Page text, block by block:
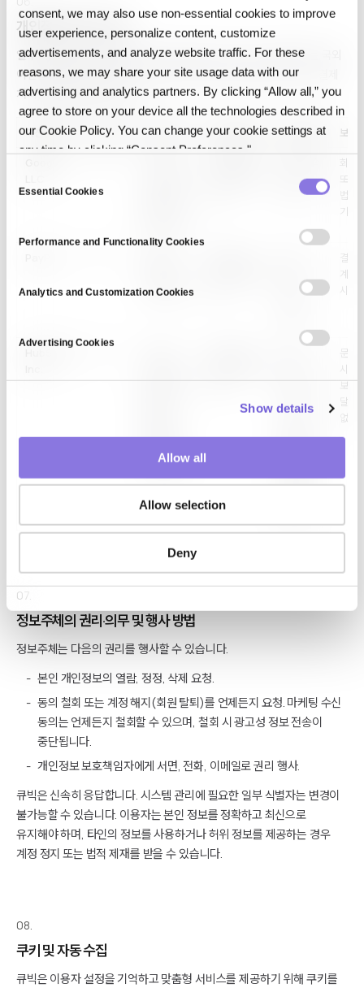
consent, we may also use non‑essential cookies to improve
user experience, personalize content, customize
advertisements, and analyze website traffic. For these
reasons, we may share your site usage data with our
advertising and analytics partners. By clicking “Allow all,” you
agree to store on your device all the technologies described in
our Cookie Policy. You can change your cookie settings at
any time by clicking “Consent Preferences."
Essential Cookies
Performance and Functionality Cookies
Analytics and Customization Cookies
Advertising Cookies
Show details
Allow all
Allow selection
Deny
개인정보의 국외 이전
일부 데이터는 아래와 같이 국외로 이전될 수 있습니다. 정보주체는 국외
이전을 거부할 수 있으며, 거부 시 일부 서비스(예: 문의 회신 수신, 결제
처리)가 제한될 수 있습니다.
이전받는 자 이전 국가 이전 항목 이전 방법·시기 이전 목적 보유
및 보관
지원
회
또는
법령
기간.
인증 정보
부정
결제
계약
시까
HubSpot,
직급/직책,
이메일,
산업군,
문의 내용
전송
저장,
CRM
시스템
운영,
(동의 시
문의
시까
보관
달성
없이
07.
정보주체의 권리·의무 및 행사 방법
정보주체는 다음의 권리를 행사할 수 있습니다.
본인 개인정보의 열람, 정정, 삭제 요청.
동의 철회 또는 계정 해지(회원 탈퇴)를 언제든지 요청. 마케팅 수신
동의는 언제든지 철회할 수 있으며, 철회 시 광고성 정보 전송이
중단됩니다.
개인정보 보호책임자에게 서면, 전화, 이메일로 권리 행사.
큐빅은 신속히 응답합니다. 시스템 관리에 필요한 일부 식별자는 변경이
불가능할 수 있습니다. 이용자는 본인 정보를 정확하고 최신으로
유지해야 하며, 타인의 정보를 사용하거나 허위 정보를 제공하는 경우
계정 정지 또는 법적 제재를 받을 수 있습니다.
08.
쿠키 및 자동 수집
큐빅은 이용자 설정을 기억하고 맞춤형 서비스를 제공하기 위해 쿠키를